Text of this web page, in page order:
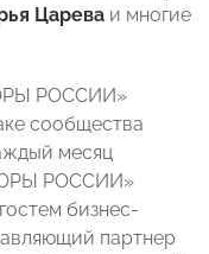
Царева и многие
РОССИИ»
сообщества
месяц
РОССИИ»
бизнес-
партнер